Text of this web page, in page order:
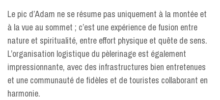
Le pic d’Adam ne se résume pas uniquement à la montée et
à la vue au sommet ; c’est une expérience de fusion entre
nature et spiritualité, entre effort physique et quête de sens.
L’organisation logistique du pèlerinage est également
impressionnante, avec des infrastructures bien entretenues
et une communauté de fidèles et de touristes collaborant en
harmonie.